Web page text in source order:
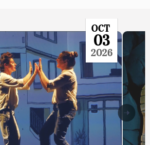
OCT
03
2026